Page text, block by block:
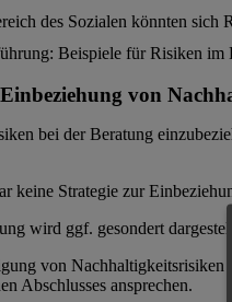
des Sozialen könnten sich
Beispiele für Risiken
von
bei der Beratung
keine Strategie zur
wird ggf. gesondert
von Nachhaltigkeitsrisiken
Abschlusses ansprechen.